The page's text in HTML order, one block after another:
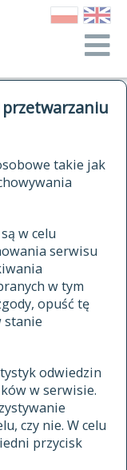
takie jak
w celu
serwisu
w tym
opuść tę
stanie
odwiedzin
w serwisie.
czy nie. W celu
przycisk